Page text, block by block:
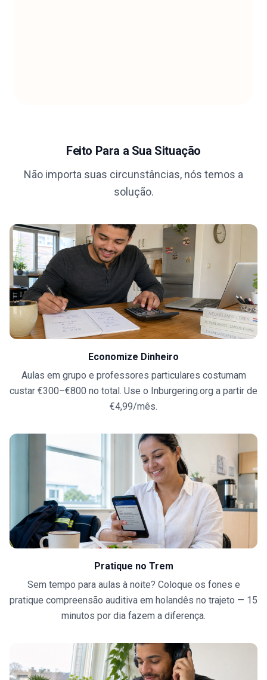
Feito Para a Sua Situação
Não importa suas circunstâncias, nós temos a
solução.
Economize Dinheiro
Aulas em grupo e professores particulares costumam
custar €300–€800 no total. Use o Inburgering.org a partir de
€4,99/mês.
Pratique no Trem
Sem tempo para aulas à noite? Coloque os fones e
pratique compreensão auditiva em holandês no trajeto — 15
minutos por dia fazem a diferença.